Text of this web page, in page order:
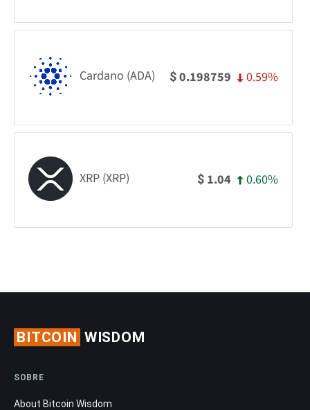
Cardano (ADA) $0.198759 0.59%
XRP (XRP) $ 1.04 0.60%
BITCOIN WISDOM
SOBRE
About Bitcoin Wisdom